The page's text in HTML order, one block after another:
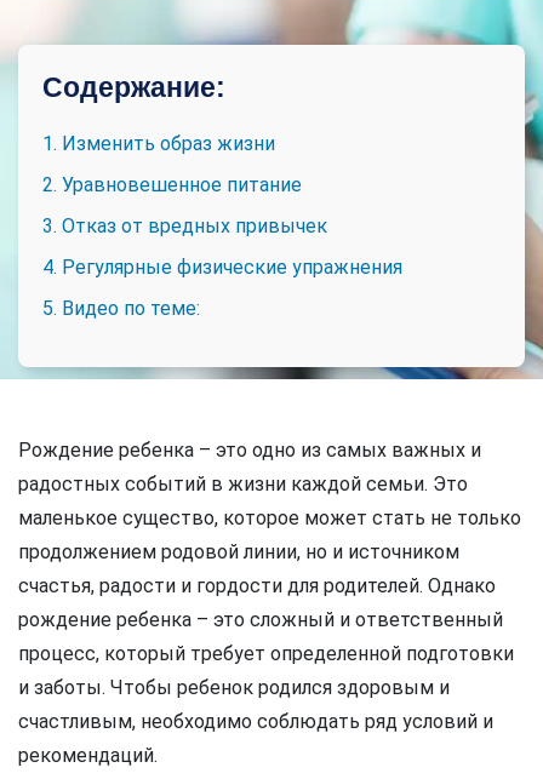
Содержание:
1. Изменить образ жизни
2. Уравновешенное питание
3. Отказ от вредных привычек
4. Регулярные физические упражнения
5. Видео по теме:
Рождение ребенка – это одно из самых важных и
радостных событий в жизни каждой семьи. Это
маленькое существо, которое может стать не только
продолжением родовой линии, но и источником
счастья, радости и гордости для родителей. Однако
рождение ребенка – это сложный и ответственный
процесс, который требует определенной подготовки
и заботы. Чтобы ребенок родился здоровым и
счастливым, необходимо соблюдать ряд условий и
рекомендаций.